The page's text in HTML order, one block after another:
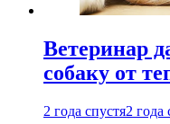
Ветеринар
собаку от
2 года спустя2 года